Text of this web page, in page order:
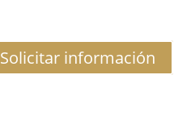
Solicitar información